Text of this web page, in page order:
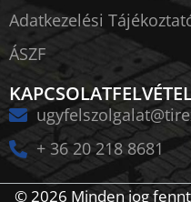
Adatkezelési
ÁSZF
+ 36 20 218 8681
© 2026 Minden jog